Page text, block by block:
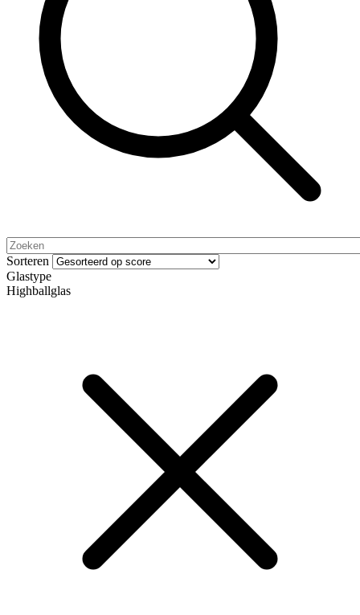
Sorteren
Glastype
Highballglas